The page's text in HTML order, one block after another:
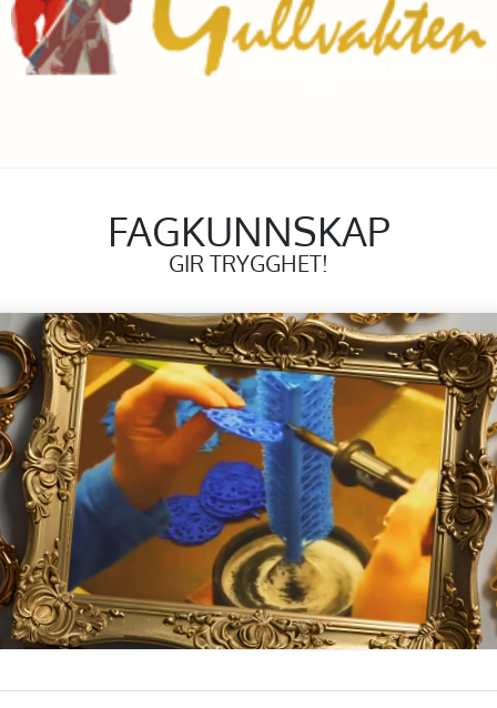
FAGKUNNSKAP
GIR TRYGGHET!